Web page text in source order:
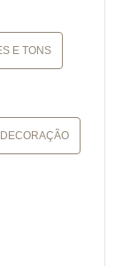
E TONS
DECORAÇÃO